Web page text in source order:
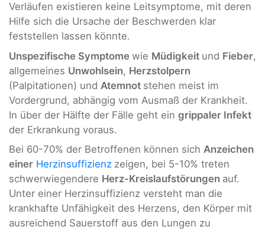
Verläufen existieren keine Leitsymptome, mit deren
Hilfe sich die Ursache der Beschwerden klar
feststellen lassen könnte.
Unspezifische Symptome wie Müdigkeit und Fieber,
allgemeines Unwohlsein, Herzstolpern
(Palpitationen) und Atemnot stehen meist im
Vordergrund, abhängig vom Ausmaß der Krankheit.
In über der Hälfte der Fälle geht ein grippaler Infekt
der Erkrankung voraus.
Bei 60-70% der Betroffenen können sich Anzeichen
einer Herzinsuffizienz zeigen, bei 5-10% treten
schwerwiegendere Herz-Kreislaufstörungen auf.
Unter einer Herzinsuffizienz versteht man die
krankhafte Unfähigkeit des Herzens, den Körper mit
ausreichend Sauerstoff aus den Lungen zu